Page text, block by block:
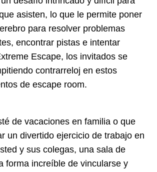
asisten, lo que le permite poner
para resolver problemas
encontrar pistas e intentar
Escape, los invitados se
contrarreloj en estos
de escape room.
de vacaciones en familia o que
un divertido ejercicio de trabajo en
y sus colegas, una sala de
forma increíble de vincularse y